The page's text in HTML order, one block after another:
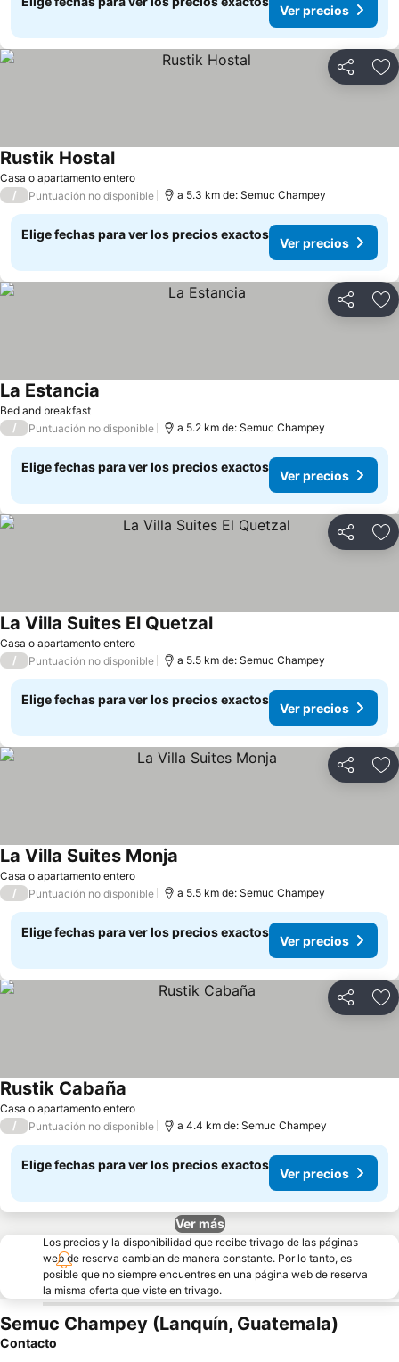
Ver precios
Compartir
Casa o apartamento entero
Rustik HostalVer precios
/ Puntuación no disponible a 5.3 km de: Semuc Champey
Elige fechas para ver los precios exactos
Ver precios
Compartir
Bed and breakfast
La Estancia
/ Puntuación no disponible a 5.2 km de: Semuc Champey
Elige fechas para ver los precios exactos
Ver precios
Compartir
Casa o apartamento entero
La Villa Suites El QuetzalVer precios
/ Puntuación no disponible a 5.5 km de: Semuc Champey
Elige fechas para ver los precios exactos
Ver precios
Compartir
Casa o apartamento entero
La Villa Suites Monja
/ Puntuación no disponible a 5.5 km de: Semuc Champey
Elige fechas para ver los precios exactos
Ver precios
Compartir
Casa o apartamento entero
Rustik Cabaña
/ Puntuación no disponible a 4.4 km de: Semuc Champey
Elige fechas para ver los precios exactos
Ver precios
Ver más
Los precios y la disponibilidad que recibe trivago de las páginas
web de reserva cambian de manera constante. Por lo tanto, es
posible que no siempre encuentres en una página web de reserva
la misma oferta que viste en trivago.
Semuc Champey (Lanquín, Guatemala)
Contacto